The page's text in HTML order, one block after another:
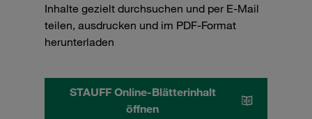
Inhalte gezielt durchsuchen und per E-Mail
teilen, ausdrucken und im PDF-Format
herunterladen
STAUFF Online-Blätterinhalt
öffnen